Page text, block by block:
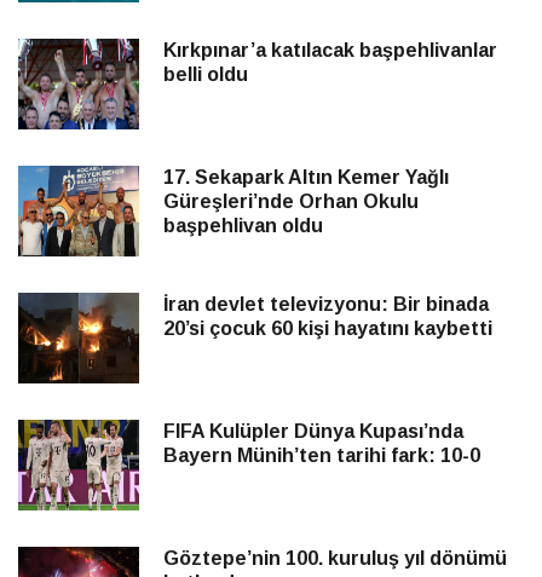
Kırkpınar’a katılacak başpehlivanlar
belli oldu
17. Sekapark Altın Kemer Yağlı
Güreşleri’nde Orhan Okulu
başpehlivan oldu
İran devlet televizyonu: Bir binada
20’si çocuk 60 kişi hayatını kaybetti
FIFA Kulüpler Dünya Kupası’nda
Bayern Münih’ten tarihi fark: 10-0
Göztepe’nin 100. kuruluş yıl dönümü